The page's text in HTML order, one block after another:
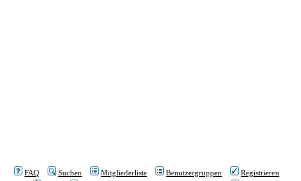
FAQ Suchen Mitgliederliste Benutzergruppen
Registrieren